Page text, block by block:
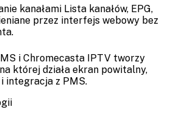
kanałami Lista kanałów, EPG,
przez interfejs webowy bez
i Chromecasta IPTV tworzy
której działa ekran powitalny,
integracja z PMS.